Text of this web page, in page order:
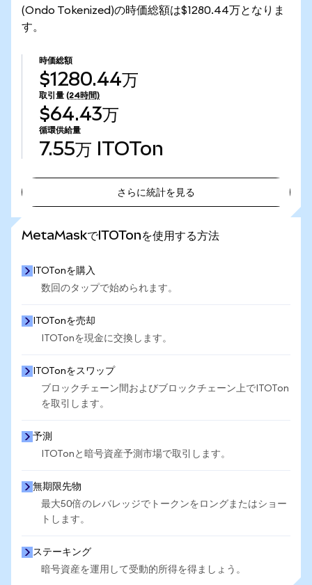
(Ondo Tokenized)の時価総額は$1280.44万となりま
す。
時価総額
$1280.44万
取引量 (24時間)
$64.43万
循環供給量
7.55万 ITOTon
さらに統計を見る
MetaMaskでITOTonを使用する方法
ITOTonを購入
数回のタップで始められます。
ITOTonを売却
ITOTonを現金に交換します。
ITOTonをスワップ
ブロックチェーン間およびブロックチェーン上でITOTon
を取引します。
予測
ITOTonと暗号資産予測市場で取引します。
無期限先物
最大50倍のレバレッジでトークンをロングまたはショー
トします。
ステーキング
暗号資産を運用して受動的所得を得ましょう。